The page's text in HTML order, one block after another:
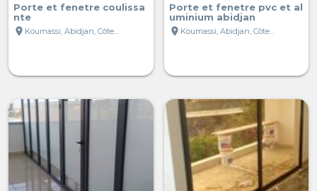
Porte et fenetre coulissa
nte
location_on
Koumassi, Abidjan, Côte d'Ivoire
Porte et fenetre pvc et al
uminium abidjan
location_on
Koumassi, Abidjan, Côte d'Ivoire